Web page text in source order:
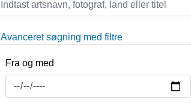
Avanceret søgning med filtre
Fra og med